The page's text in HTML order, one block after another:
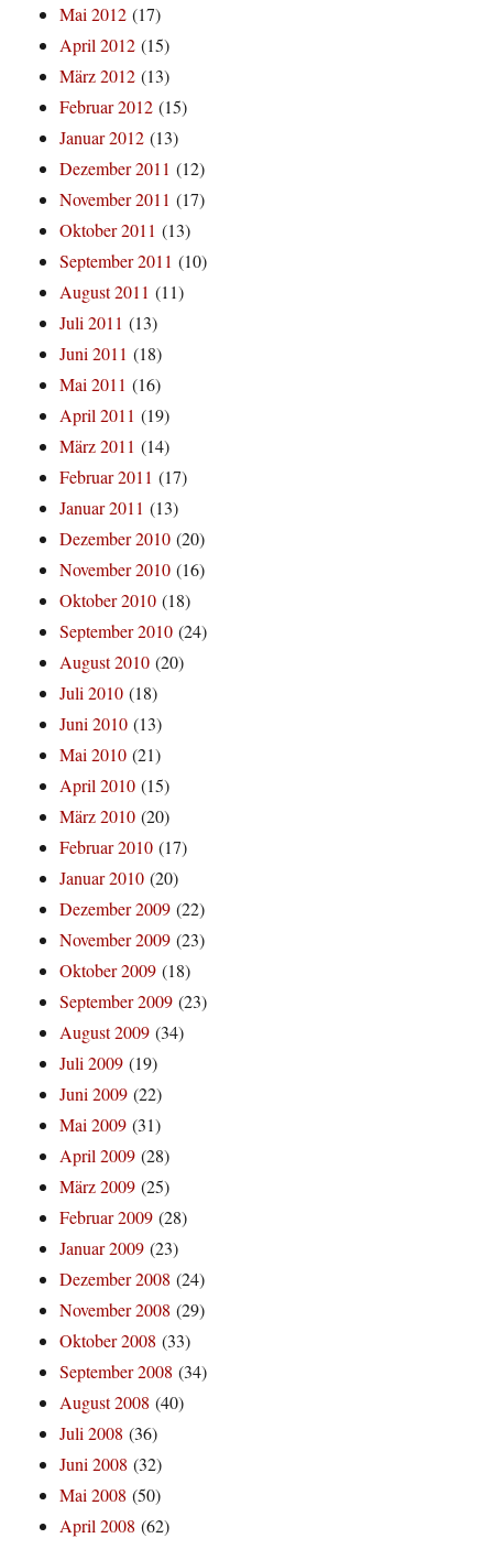
Mai 2012 (17)
April 2012 (15)
März 2012 (13)
Februar 2012 (15)
Januar 2012 (13)
Dezember 2011 (12)
November 2011 (17)
Oktober 2011 (13)
September 2011 (10)
August 2011 (11)
Juli 2011 (13)
Juni 2011 (18)
Mai 2011 (16)
April 2011 (19)
März 2011 (14)
Februar 2011 (17)
Januar 2011 (13)
Dezember 2010 (20)
November 2010 (16)
Oktober 2010 (18)
September 2010 (24)
August 2010 (20)
Juli 2010 (18)
Juni 2010 (13)
Mai 2010 (21)
April 2010 (15)
März 2010 (20)
Februar 2010 (17)
Januar 2010 (20)
Dezember 2009 (22)
November 2009 (23)
Oktober 2009 (18)
September 2009 (23)
August 2009 (34)
Juli 2009 (19)
Juni 2009 (22)
Mai 2009 (31)
April 2009 (28)
März 2009 (25)
Februar 2009 (28)
Januar 2009 (23)
Dezember 2008 (24)
November 2008 (29)
Oktober 2008 (33)
September 2008 (34)
August 2008 (40)
Juli 2008 (36)
Juni 2008 (32)
Mai 2008 (50)
April 2008 (62)